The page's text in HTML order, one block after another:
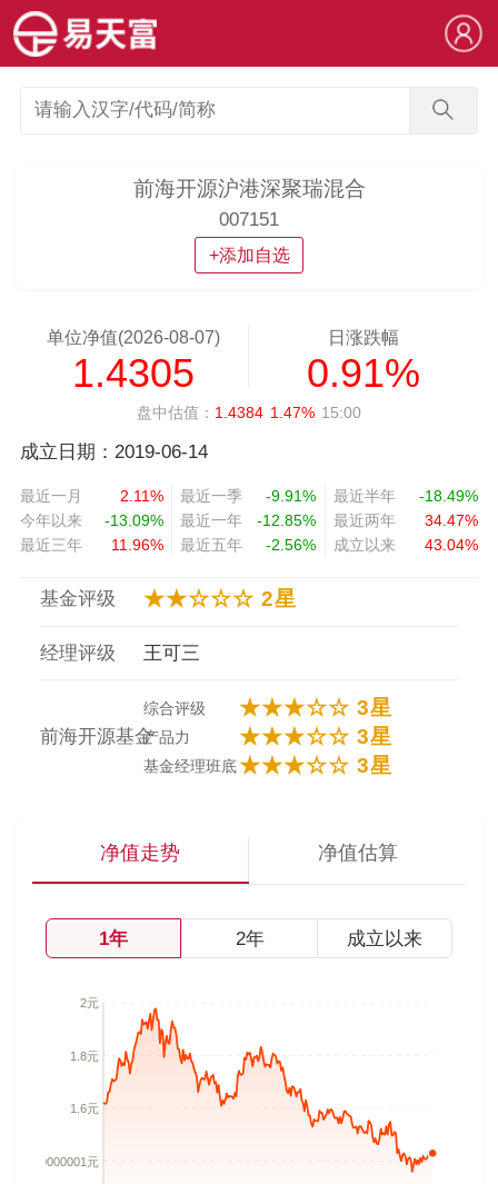
前海开源沪港深聚瑞混合
007151
+添加自选
单位净值(2026-08-07)
1.4305
日涨跌幅
0.91%
盘中估值： 1.4384 1.47% 15:00
成立日期：2019-06-14
最近一月 2.11% 最近一季 -9.91% 最近半年
-18.49%
今年以来
-13.09% 最近一年 -12.85% 最近两年
34.47%
最近三年
11.96% 最近五年 -2.56% 成立以来 43.04%
基金评级 ★★☆☆☆ 2星
经理评级 王可三
前海开源基金
综合评级 ★★★☆☆ 3星
产品力 ★★★☆☆ 3星
基金经理班底★★★☆☆ 3星
净值走势 净值估算
1年 2年 成立以来